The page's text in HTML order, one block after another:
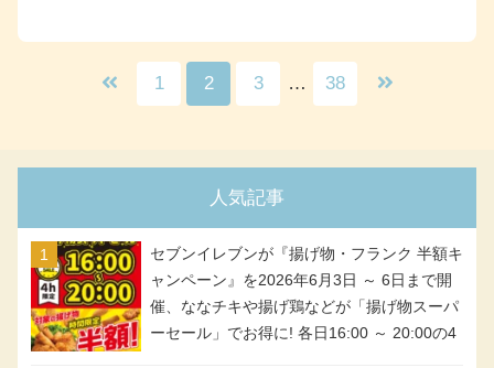
1 2 3 … 38
人気記事
セブンイレブンが『揚げ物・フランク 半額キ
ャンペーン』を2026年6月3日 ～ 6日まで開
催、ななチキや揚げ鶏などが「揚げ物スーパ
ーセール」でお得に! 各日16:00 ～ 20:00の4